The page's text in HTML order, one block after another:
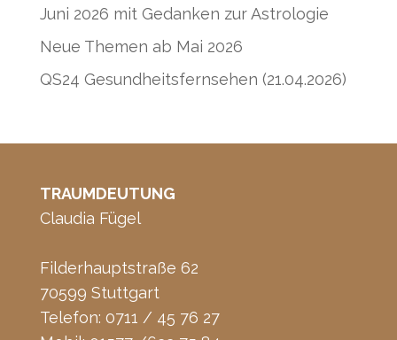
Juni 2026 mit Gedanken zur Astrologie
Neue Themen ab Mai 2026
QS24 Gesundheitsfernsehen (21.04.2026)
TRAUMDEUTUNG
Claudia Fügel
Filderhauptstraße 62
70599 Stuttgart
Telefon: 0711 / 45 76 27